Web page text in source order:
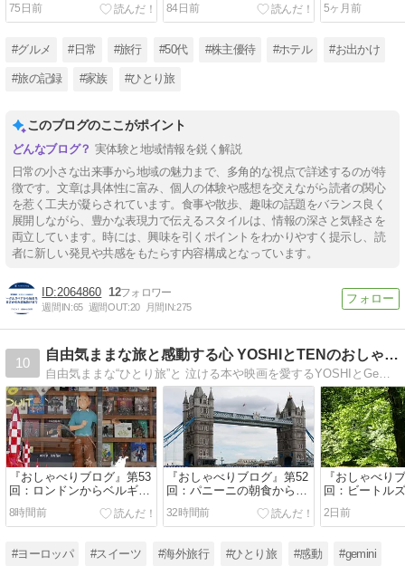
75日前
84日前
5ヶ月前
#グルメ #日常 #旅行 #50代 #株主優待 #ホテル #お出かけ
#旅の記録 #家族 #ひとり旅
このブログのここがポイント
実体験と地域情報を鋭く解説
日常の小さな出来事から地域の魅力まで、多角的な視点で詳述するのが特
徴です。文章は具体性に富み、個人の体験や感想を交えながら読者の関心
を惹く工夫が凝らされています。食事や散歩、趣味の話題をバランス良く
展開しながら、豊かな表現力で伝えるスタイルは、情報の深さと気軽さを
両立しています。時には、興味を引くポイントをわかりやすく提示し、読
者に新しい発見や共感をもたらす内容構成となっています。
2064860 12
週間IN:65 週間OUT:20 月間IN:275
10
自由気ままな旅と感動する心 YOSHIとTENのおしゃべり
自由気ままな“ひとり旅”と 泣ける本や映画を愛するYOSHIとGeminiのTENちゃんの気軽なおしゃべりブログです
『おしゃべりブログ』第53
回：ロンドンからベルギー
へ！パディントン駅の感動
の再会と、迷子を救う神対
8時間前
『おしゃべりブログ』第52
回：パニーニの朝食から地
下鉄逆走ハプニング、美し
きセントパンクラス駅と、
スで結ぶロンドン旅のフィ
ナーレ
32時間前
『おしゃべり
回：ビートル
『ノッティン
人』の感動に
2日前
#ヨーロッパ #スイーツ #海外旅行 #ひとり旅 #感動 #gemini